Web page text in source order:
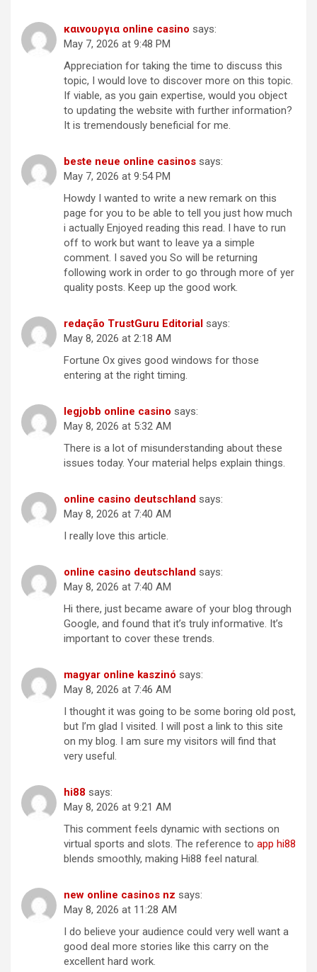
καινουργια online casino says:
May 7, 2026 at 9:48 PM
Appreciation for taking the time to discuss this
topic, I would love to discover more on this topic.
If viable, as you gain expertise, would you object
to updating the website with further information?
It is tremendously beneficial for me.
beste neue online casinos says:
May 7, 2026 at 9:54 PM
Howdy I wanted to write a new remark on this
page for you to be able to tell you just how much
i actually Enjoyed reading this read. I have to run
off to work but want to leave ya a simple
comment. I saved you So will be returning
following work in order to go through more of yer
quality posts. Keep up the good work.
redação TrustGuru Editorial says:
May 8, 2026 at 2:18 AM
Fortune Ox gives good windows for those
entering at the right timing.
legjobb online casino says:
May 8, 2026 at 5:32 AM
There is a lot of misunderstanding about these
issues today. Your material helps explain things.
online casino deutschland says:
May 8, 2026 at 7:40 AM
I really love this article.
online casino deutschland says:
May 8, 2026 at 7:40 AM
Hi there, just became aware of your blog through
Google, and found that it’s truly informative. It’s
important to cover these trends.
magyar online kaszinó says:
May 8, 2026 at 7:46 AM
I thought it was going to be some boring old post,
but I’m glad I visited. I will post a link to this site
on my blog. I am sure my visitors will find that
very useful.
hi88 says:
May 8, 2026 at 9:21 AM
This comment feels dynamic with sections on
virtual sports and slots. The reference to app hi88
blends smoothly, making Hi88 feel natural.
new online casinos nz says:
May 8, 2026 at 11:28 AM
I do believe your audience could very well want a
good deal more stories like this carry on the
excellent hard work.